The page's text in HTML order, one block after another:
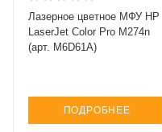
Лазерное цветное МФУ HP
LaserJet Color Pro M274n
(арт. M6D61A)
ПОДРОБНЕЕ